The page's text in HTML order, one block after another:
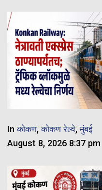
Inकोकण,कोकण रेल्वे,मुंबई
August 8, 2026 8:37 pm